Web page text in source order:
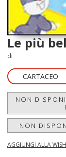
Le più
di
CARTACEO
NON
NON
AGGIUNGI ALLA